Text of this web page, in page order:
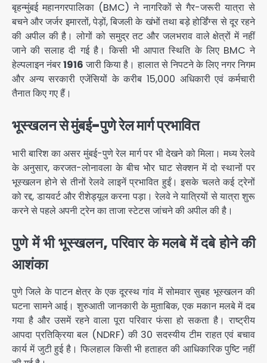
बृहन्मुंबई महानगरपालिका (BMC) ने नागरिकों से गैर-जरूरी यात्रा से
बचने और जर्जर इमारतों, पेड़ों, बिजली के खंभों तथा बड़े होर्डिंग्स से दूर रहने
की अपील की है। लोगों को समुद्र तट और जलभराव वाले क्षेत्रों में नहीं
जाने की सलाह दी गई है। किसी भी आपात स्थिति के लिए BMC ने
हेल्पलाइन नंबर1916जारी किया है। हालात से निपटने के लिए नगर निगम
और अन्य सरकारी एजेंसियों के करीब 15,000 अधिकारी एवं कर्मचारी
तैनात किए गए हैं।
भूस्खलन से मुंबई-पुणे रेल मार्ग प्रभावित
भारी बारिश का असर मुंबई-पुणे रेल मार्ग पर भी देखने को मिला। मध्य रेलवे
के अनुसार, करजत-लोनावला के बीच भोेर घाट सेक्शन में दो स्थानों पर
भूस्खलन होने से तीनों रेलवे लाइनें प्रभावित हुईं। इसके चलते कई ट्रेनों
को रद्द, डायवर्ट और रीशेड्यूल करना पड़ा। रेलवे ने यात्रियों से यात्रा शुरू
करने से पहले अपनी ट्रेन का ताजा स्टेटस जांचने की अपील की है।
पुणे में भी भूस्खलन,परिवार के मलबे में दबे होने की
आशंका
पुणे जिले के पाटन क्षेत्र के एक दूरस्थ गांव में सोमवार सुबह भूस्खलन की
घटना सामने आई। शुरुआती जानकारी के मुताबिक, एक मकान मलबे में दब
गया है और उसमें रहने वाला पूरा परिवार फंसा हो सकता है। राष्ट्रीय
आपदा प्रतिक्रिया बल (NDRF) की 30 सदस्यीय टीम राहत एवं बचाव
कार्य में जुटी हुई है। फिलहाल किसी भी हताहत की आधिकारिक पुष्टि नहीं